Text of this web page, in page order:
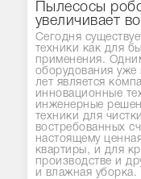
Пылесосы
увеличивает
Сегодня
техники как для
применения.
оборудования уже
лет является
инновационные
инженерные
техники для
востребованных
настоящему
квартиры, и для
производстве и
и влажная уборка.